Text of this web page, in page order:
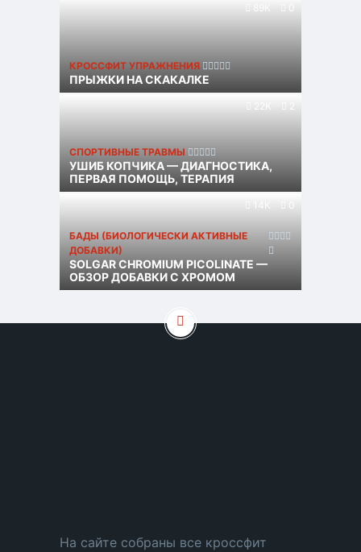
89K
КРОССФИТ УПРАЖНЕНИЯ
ПРЫЖКИ НА СКАКАЛКЕ
22K 2
СПОРТИВНЫЕ ТРАВМЫ
УШИБ КОПЧИКА — ДИАГНОСТИКА,
ПЕРВАЯ ПОМОЩЬ, ТЕРАПИЯ
14K
БАДЫ (БИОЛОГИЧЕСКИ АКТИВНЫЕ
ДОБАВКИ)
SOLGAR CHROMIUM PICOLINATE —
ОБЗОР ДОБАВКИ С ХРОМОМ
На сайте собраны все кроссфит